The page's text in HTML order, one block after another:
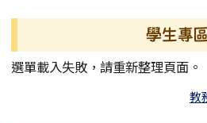
學生專區
選單載入失敗，請重新整理頁面。
教